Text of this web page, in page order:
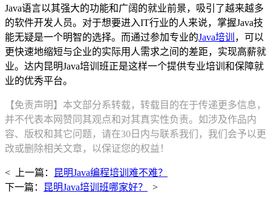
Java语言以其强大的功能和广阔的就业前景，吸引了越来越多
的软件开发人员。对于想要进入IT行业的人来说，掌握Java技
能无疑是一个明智的选择。而通过参加专业的Java培训 ，可以
更快速地缩短与企业的实际用人需求之间的差距，实现高薪就
业。达内昆明Java培训班正是这样一个提供专业培训和保障就
业的优秀平台。
【免责声明】本文部分系转载，转载目的在于传递更多信息，
并不代表本网赞同其观点和对其真实性负责。如涉及作品内
容、版权和其它问题，请在30日内与联系我们，我们会予以更
改或删除相关文章，以保证您的权益！
< 上一篇：
昆明Java编程培训难不难？
下一篇：
昆明Java培训班哪家好？ >